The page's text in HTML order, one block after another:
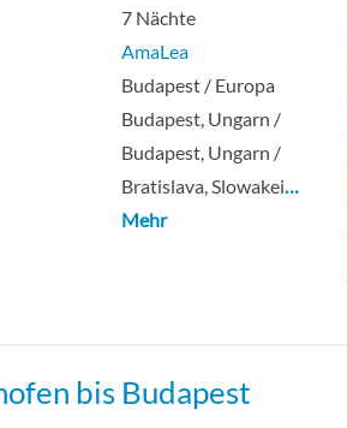
7 Nächte
AmaLea
Budapest / Europa
Budapest, Ungarn /
Budapest, Ungarn /
Bratislava, Slowakei…
Mehr
bis Budapest